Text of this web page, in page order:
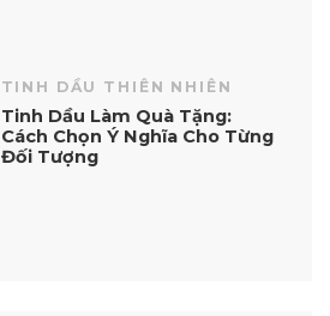
TINH DẦU THIÊN NHIÊN
Tinh Dầu Làm Quà Tặng:
Cách Chọn Ý Nghĩa Cho Từng
Đối Tượng